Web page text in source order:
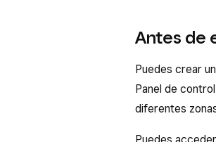
Antes de
Puedes crear
Panel de
diferentes